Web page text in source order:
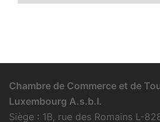
Chambre de Commerce et de
Luxembourg A.s.b.l.
Siège : 1B, rue des Romains L-